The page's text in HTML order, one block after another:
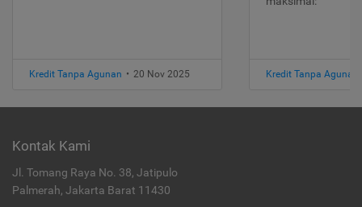
Kredit Tanpa Agunan • 20 Nov 2025 Kredit Tanpa Agunan
Kontak Kami
Jl. Tomang Raya No. 38, Jatipulo
Palmerah, Jakarta Barat 11430